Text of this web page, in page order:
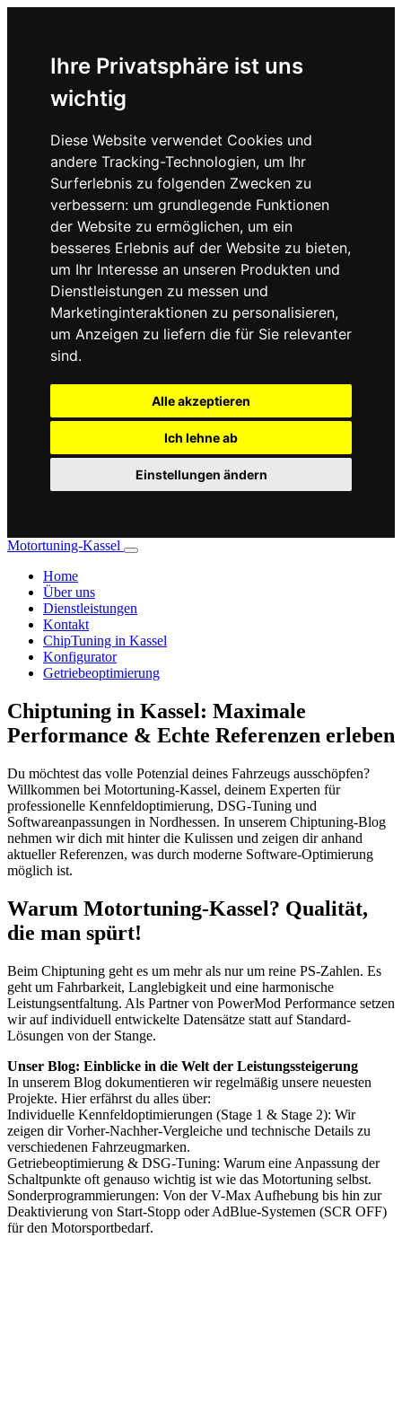
Ihre Privatsphäre ist uns
wichtig
Diese Website verwendet Cookies und
andere Tracking-Technologien, um Ihr
Surferlebnis zu folgenden Zwecken zu
verbessern: um grundlegende Funktionen
der Website zu ermöglichen, um ein
besseres Erlebnis auf der Website zu bieten,
um Ihr Interesse an unseren Produkten und
Dienstleistungen zu messen und
Marketinginteraktionen zu personalisieren,
um Anzeigen zu liefern die für Sie relevanter
sind.
Alle akzeptieren
Ich lehne ab
Einstellungen ändern
Motortuning-Kassel
Home
Über uns
Dienstleistungen
Kontakt
ChipTuning in Kassel
Konfigurator
Getriebeoptimierung
Chiptuning in Kassel: Maximale
Performance & Echte Referenzen erleben
Du möchtest das volle Potenzial deines Fahrzeugs ausschöpfen?
Willkommen bei Motortuning-Kassel, deinem Experten für
professionelle Kennfeldoptimierung, DSG-Tuning und
Softwareanpassungen in Nordhessen. In unserem Chiptuning-Blog
nehmen wir dich mit hinter die Kulissen und zeigen dir anhand
aktueller Referenzen, was durch moderne Software-Optimierung
möglich ist.
Warum Motortuning-Kassel? Qualität,
die man spürt!
Beim Chiptuning geht es um mehr als nur um reine PS-Zahlen. Es
geht um Fahrbarkeit, Langlebigkeit und eine harmonische
Leistungsentfaltung. Als Partner von PowerMod Performance setzen
wir auf individuell entwickelte Datensätze statt auf Standard-
Lösungen von der Stange.
Unser Blog: Einblicke in die Welt der Leistungssteigerung
In unserem Blog dokumentieren wir regelmäßig unsere neuesten
Projekte. Hier erfährst du alles über:
Individuelle Kennfeldoptimierungen (Stage 1 & Stage 2): Wir
zeigen dir Vorher-Nachher-Vergleiche und technische Details zu
verschiedenen Fahrzeugmarken.
Getriebeoptimierung & DSG-Tuning: Warum eine Anpassung der
Schaltpunkte oft genauso wichtig ist wie das Motortuning selbst.
Sonderprogrammierungen: Von der V-Max Aufhebung bis hin zur
Deaktivierung von Start-Stopp oder AdBlue-Systemen (SCR OFF)
für den Motorsportbedarf.